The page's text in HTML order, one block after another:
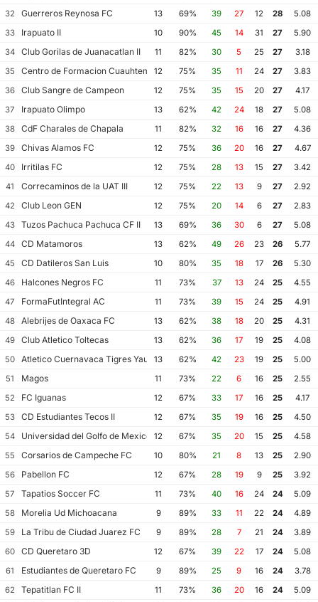
32
Guerreros Reynosa FC 13 69% 39 27 12 28
5.08
33
Irapuato II 10 90% 45 14 31 27
5.90
34
Club Gorilas de Juanacatlan II 11 82% 30 5 25 27
3.18
35
Centro de Formacion Cuauhtemoc Blanco
12 75% 35 11 24 27
3.83
36
Club Sangre de Campeon 12 75% 35 15 20 27
4.17
37
Irapuato Olimpo 13 62% 42 24 18 27
5.08
38
CdF Charales de Chapala 11 82% 32 16 16 27
4.36
39
Chivas Alamos FC 12 75% 36 20 16 27
4.67
40
Irritilas FC 12 75% 28 13 15 27
3.42
41
Correcaminos de la UAT III 12 75% 22 13 9 27
2.92
42
Club Leon GEN 12 75% 20 14 6 27
2.83
43
Tuzos Pachuca Pachuca CF II 13 69% 36 30 6 27
5.08
44
CD Matamoros 13 62% 49 26 23 26
5.77
45
CD Datileros San Luis 10 80% 35 18 17 26
5.30
46
Halcones Negros FC 11 73% 37 13 24 25
4.55
47
FormaFutIntegral AC 11 73% 39 15 24 25
4.91
48
Alebrijes de Oaxaca FC 13 62% 38 18 20 25
4.31
49
Club Atletico Toltecas 13 62% 36 17 19 25
4.08
50
Atletico Cuernavaca Tigres Yautepec
13 62% 42 23 19 25
5.00
51
Magos 11 73% 22 6 16 25
2.55
52
FC Iguanas 12 67% 33 17 16 25
4.17
53
CD Estudiantes Tecos II 12 67% 35 19 16 25
4.50
54
Universidad del Golfo de Mexico FC
12 67% 35 20 15 25
4.58
55
Corsarios de Campeche FC 10 80% 21 8 13 25
2.90
56
Pabellon FC 12 67% 28 19 9 25
3.92
57
Tapatios Soccer FC 11 73% 40 16 24 24
5.09
58
Morelia Ud Michoacana 9 89% 33 11 22 24
4.89
59
La Tribu de Ciudad Juarez FC 9 89% 28 7 21 24
3.89
60
CD Queretaro 3D 12 67% 39 22 17 24
5.08
61
Estudiantes de Queretaro FC 9 89% 25 9 16 24
3.78
62
Tepatitlan FC II 11 73% 36 20 16 24
5.09